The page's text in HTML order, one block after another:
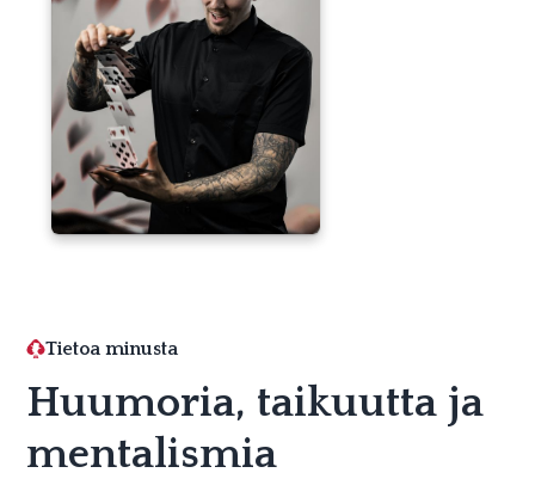
Tietoa minusta
Huumoria, taikuutta ja
mentalismia